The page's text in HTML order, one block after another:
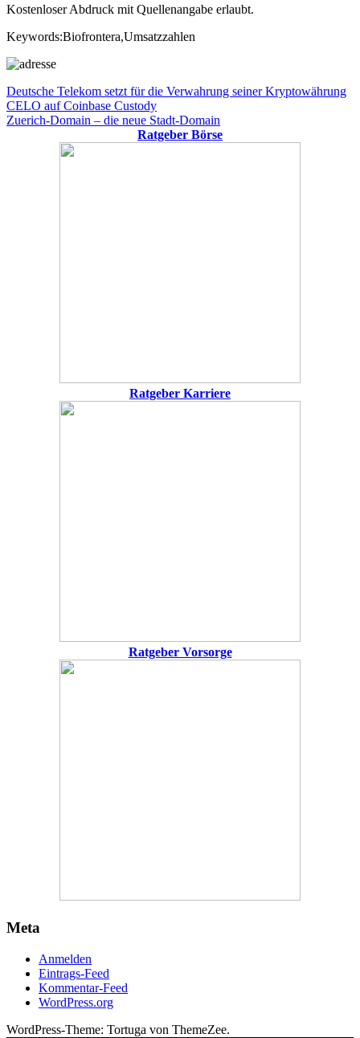
Kostenloser Abdruck mit Quellenangabe erlaubt.
Keywords:Biofrontera,Umsatzzahlen
Beitragsnavigation
Vorheriger
Beitrag:
Deutsche Telekom setzt für die Verwahrung seiner Kryptowährung
CELO auf Coinbase Custody
Nächster
Zuerich-Domain – die neue Stadt-Domain
Ratgeber Börse
Ratgeber Karriere
Ratgeber Vorsorge
Meta
Anmelden
Eintrags-Feed
Kommentar-Feed
WordPress.org
WordPress-Theme: Tortuga von ThemeZee.